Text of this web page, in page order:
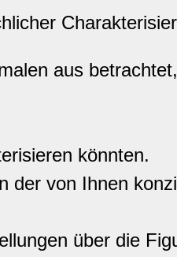
aus
könnten.
der von Ihnen
über die